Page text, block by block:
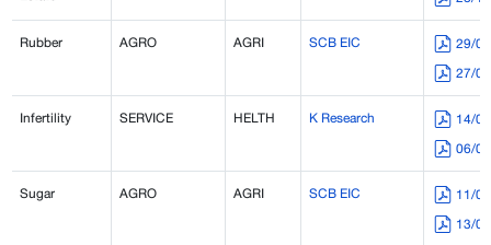
Rubber
AGRO AGRI SCB EIC
29/
27/
Infertility
SERVICE HELTH K Research
14/
06/
Sugar
AGRO AGRI SCB EIC
11/
13/